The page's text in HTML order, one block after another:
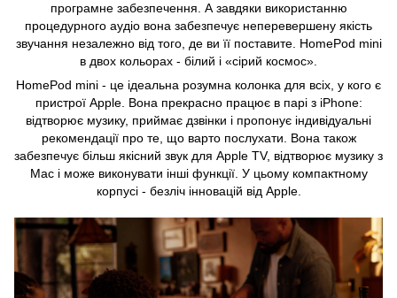
програмне забезпечення. А завдяки використанню
процедурного аудіо вона забезпечує неперевершену якість
звучання незалежно від того, де ви її поставите. HomePod mini
в двох кольорах - білий і «сірий космос».
HomePod mini - це ідеальна розумна колонка для всіх, у кого є
пристрої Apple. Вона прекрасно працює в парі з iPhone:
відтворює музику, приймає дзвінки і пропонує індивідуальні
рекомендації про те, що варто послухати. Вона також
забезпечує більш якісний звук для Apple TV, відтворює музику з
Mac і може виконувати інші функції. У цьому компактному
корпусі - безліч інновацій від Apple.